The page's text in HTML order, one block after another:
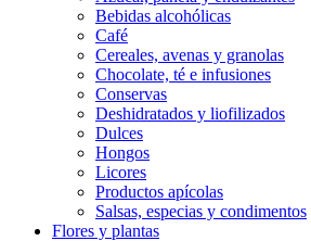
Bebidas alcohólicas
Café
Cereales, avenas y granolas
Chocolate, té e infusiones
Conservas
Deshidratados y liofilizados
Dulces
Hongos
Licores
Productos apícolas
Salsas, especias y condimentos
Flores y plantas